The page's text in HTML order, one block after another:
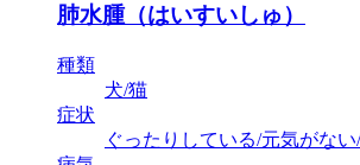
肺水腫（はいすいしゅ）
種類
犬/猫
症状
ぐったりしている/元気がな